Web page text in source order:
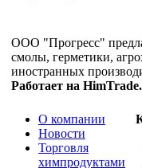
ООО "Прогресс"
смолы, герметики,
иностранных
Работает на
О компании
Новости
Торговля
химпродуктами